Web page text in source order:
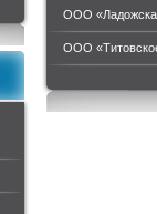
ООО
ООО